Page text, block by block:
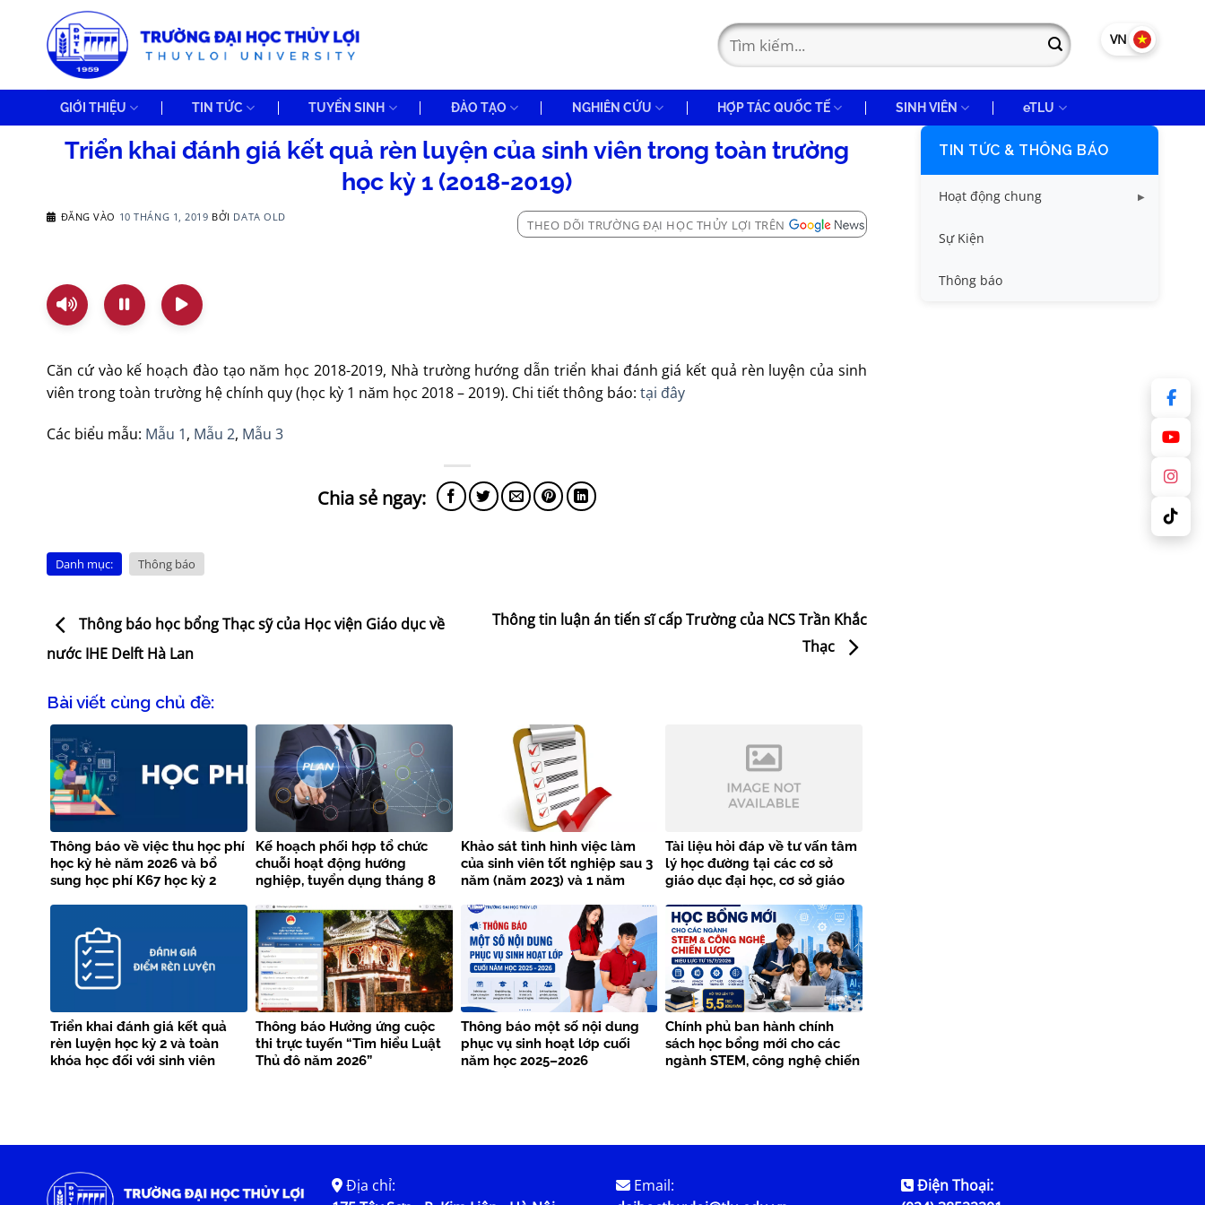
VN EN
GIỚI THIỆU TIN TỨC TUYỂN SINH ĐÀO TẠO NGHIÊN CỨU HỢP TÁC QUỐC TẾ SINH VIÊN eTLU
Triển khai đánh giá kết quả rèn luyện của sinh viên trong toàn trường
học kỳ 1 (2018-2019)
ĐĂNG VÀO 10 THÁNG 1, 2019 BỞI DATA OLD
THEO DÕI TRƯỜNG ĐẠI HỌC THỦY LỢI TRÊN
Căn cứ vào kế hoạch đào tạo năm học 2018-2019, Nhà trường hướng dẫn triển khai đánh giá kết quả rèn luyện của sinh
viên trong toàn trường hệ chính quy (học kỳ 1 năm học 2018 – 2019). Chi tiết thông báo: tại đây
Các biểu mẫu: Mẫu 1, Mẫu 2, Mẫu 3
Danh mục: Thông báo
Thông báo học bổng Thạc sỹ của Học viện Giáo dục về
nước IHE Delft Hà Lan
Thông tin luận án tiến sĩ cấp Trường của NCS Trần Khắc
Thạc
Bài viết cùng chủ đề:
Thông báo về việc thu học phí
học kỳ hè năm 2026 và bổ
sung học phí K67 học kỳ 2
Kế hoạch phối hợp tổ chức
chuỗi hoạt động hướng
nghiệp, tuyển dụng tháng 8
Thủy lợi và Vieclam24h
Khảo sát tình hình việc làm
của sinh viên tốt nghiệp sau 3
năm (năm 2023) và 1 năm
Tài liệu hỏi đáp về tư vấn tâm
lý học đường tại các cơ sở
giáo dục đại học, cơ sở giáo
Triển khai đánh giá kết quả
rèn luyện học kỳ 2 và toàn
khóa học đối với sinh viên
Thông báo Hưởng ứng cuộc
thi trực tuyến “Tìm hiểu Luật
Thủ đô năm 2026”
Thông báo một số nội dung
phục vụ sinh hoạt lớp cuối
năm học 2025–2026
Chính phủ ban hành chính
sách học bổng mới cho các
ngành STEM, công nghệ chiến
TIN TỨC & THÔNG BÁO
Hoạt động chung
Tin công tác sinh viên
Tin đào tạo
Sự Kiện
Thông báo
Địa chỉ:
Email:
Điện Thoại: